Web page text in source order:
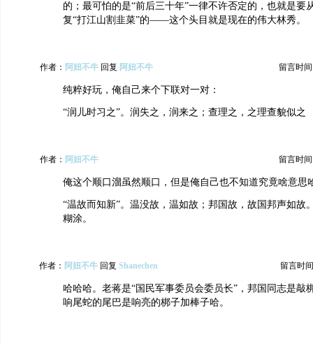
的；最可怕的是“前后三十年”一律不许否定的，也就是要
复“打江山割韭菜”的——这个头目就是现在的伟大林秀。
作者： 阿妞不牛 回复 阿妞不牛 留言时间
纯粹好玩，俺自己来个下联对一对：
“润儿时习之”。润失之，润来之；查理之，之理查貌似之
作者： 阿妞不牛 留言时间
俺这个顺口溜虽然顺口，但是俺自己也不知道究竟啥意思
“温故而知新”。温没故，温如故；邦国故，故国邦声如故
糊涂。
作者： 阿妞不牛 回复 Shanechen 留言时
哈哈哈。老蒋是“国民军事委员会委员长”，邦国同志是敲
响尾蛇的尾巴是响亮的梆子加棒子哈。